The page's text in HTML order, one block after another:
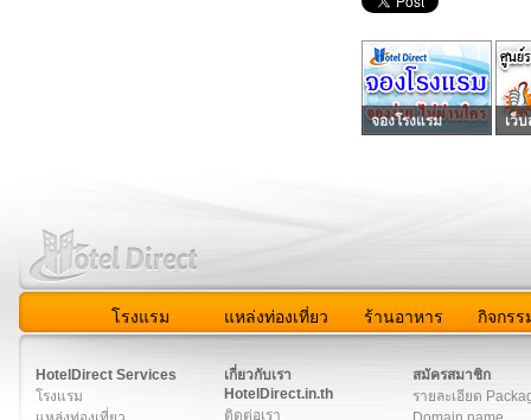
จองโรงแรม เว็
โรงแรม แหล่งท่องเที่ยว ร้านอาหาร กิจกรร
HotelDirect Services
โรงแรม
เกี่ยวกับเรา
HotelDirect.in.th
ติดต่อเรา
สมัครสมาชิก
รายละเอียด